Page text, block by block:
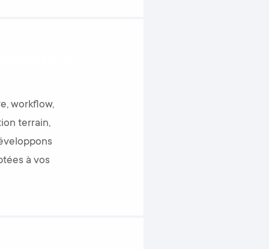
workflow,
terrain,
à vos